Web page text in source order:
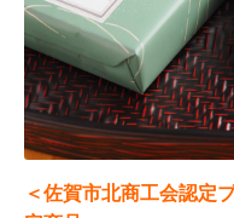
＜佐賀市北商工会認定